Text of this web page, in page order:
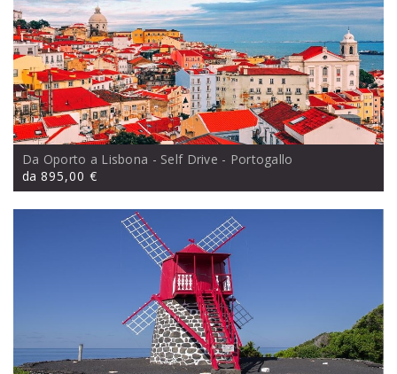
Da Oporto a Lisbona - Self Drive - Portogallo
da 895,00 €